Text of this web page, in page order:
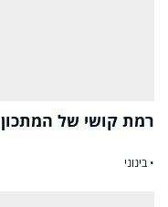
רמת קושי של המתכון
• בינוני